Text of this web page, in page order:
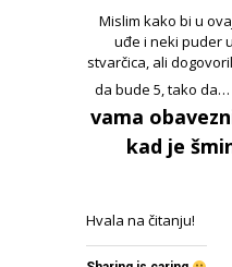
Mislim kako bi u
uđe i neki puder
stvarčica, ali
da bude 5, tako da…
vama
kad je
Hvala na čitanju!